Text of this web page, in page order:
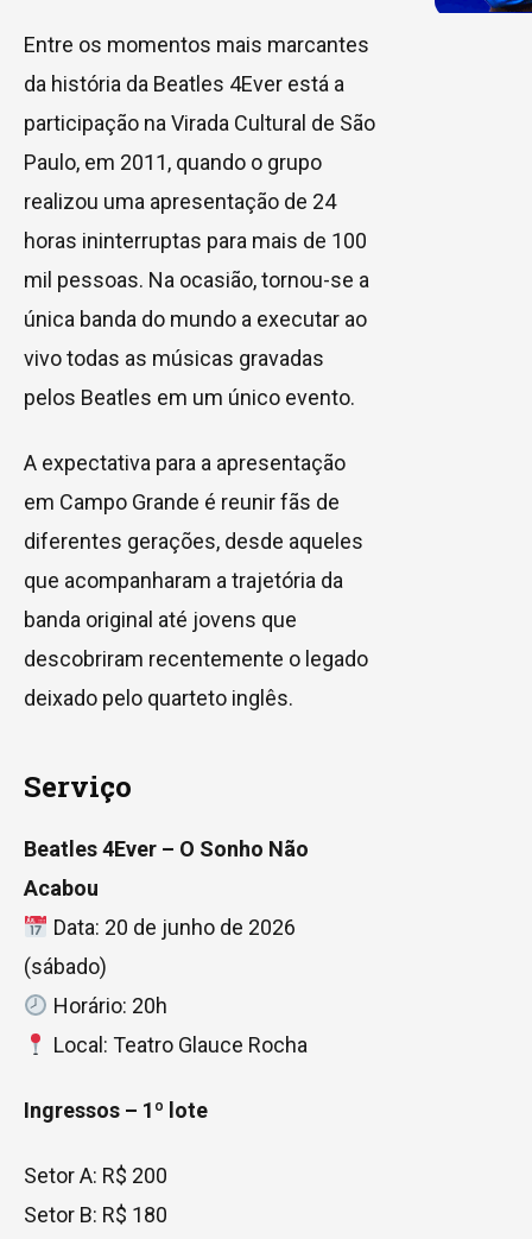
Entre os momentos mais marcantes
da história da Beatles 4Ever está a
participação na Virada Cultural de São
Paulo, em 2011, quando o grupo
realizou uma apresentação de 24
horas ininterruptas para mais de 100
mil pessoas. Na ocasião, tornou-se a
única banda do mundo a executar ao
vivo todas as músicas gravadas
pelos Beatles em um único evento.
A expectativa para a apresentação
em Campo Grande é reunir fãs de
diferentes gerações, desde aqueles
que acompanharam a trajetória da
banda original até jovens que
descobriram recentemente o legado
deixado pelo quarteto inglês.
Serviço
Beatles 4Ever – O Sonho Não
Acabou
Data: 20 de junho de 2026
(sábado)
Horário: 20h
Local: Teatro Glauce Rocha
Ingressos – 1º lote
Setor A: R$ 200
Setor B: R$ 180